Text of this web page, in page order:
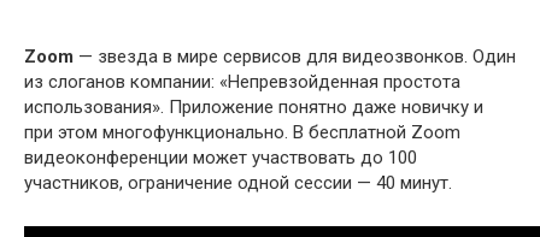
Zoom — звезда в мире сервисов для видеозвонков. Один
из слоганов компании: «Непревзойденная простота
использования». Приложение понятно даже новичку и
при этом многофункционально. В бесплатной Zoom
видеоконференции может участвовать до 100
участников, ограничение одной сессии — 40 минут.